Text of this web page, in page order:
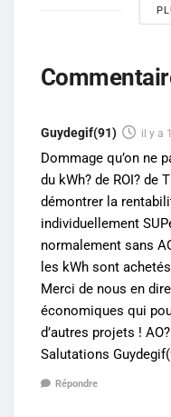
Guydegif(91) il y a
Dommage qu’on ne
du kWh? de ROI? de
démontrer la
individuellement
normalement sans
les kWh sont
Merci de nous en
économiques qui
d’autres projets !
Salutations
Répondre